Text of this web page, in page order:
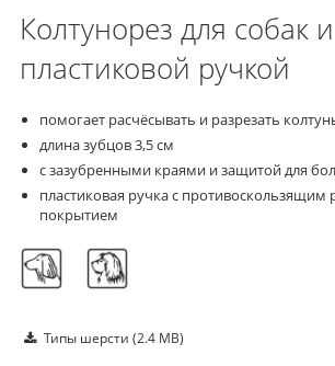
Колтунорез для собак
пластиковой ручкой
помогает расчёсывать и разрезать
длина зубцов 3,5 см
с зазубренными краями и защитой для
пластиковая ручка с противоскользящим
покрытием
Типы шерсти (2.4 MB)